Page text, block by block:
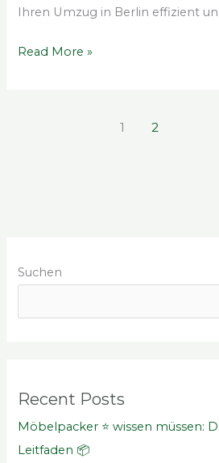
Ihren Umzug in Berlin effizient
!
Read More »
1 2
Suchen
Recent Posts
Möbelpacker ⭐ wissen müssen:
Leitfaden 📦